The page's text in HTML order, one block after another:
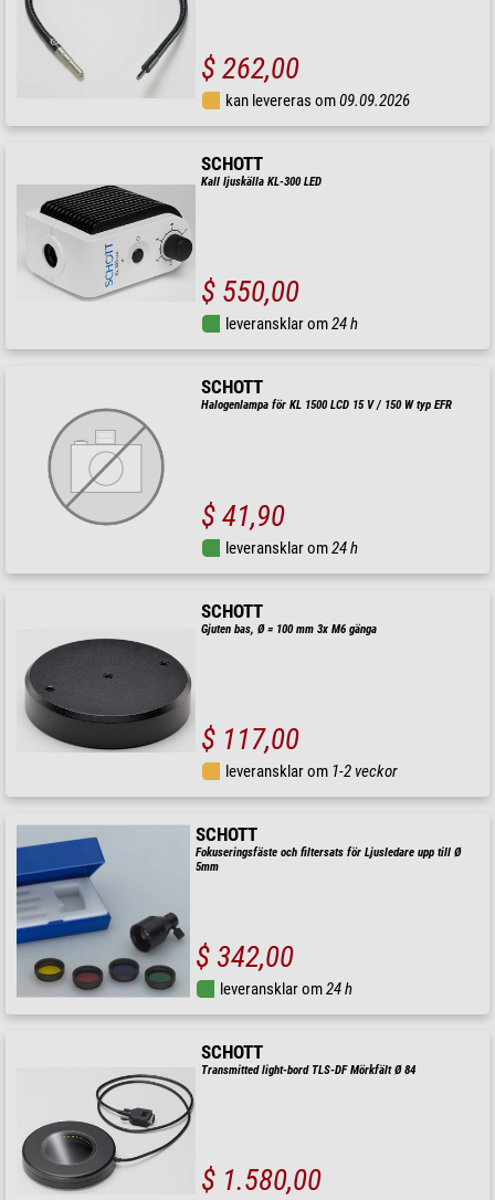
$ 262,00
kan levereras om09.09.2026
SCHOTT
Kall ljuskälla KL-300 LED
$ 550,00
leveransklar om24 h
SCHOTT
Halogenlampa för KL 1500 LCD 15 V / 150 W typ EFR
$ 41,90
leveransklar om24 h
SCHOTT
Gjuten bas, Ø = 100 mm 3x M6 gänga
$ 117,00
leveransklar om 1-2 veckor
SCHOTT
Fokuseringsfäste och filtersats för Ljusledare upp till Ø
5mm
$ 342,00
leveransklar om24 h
SCHOTT
Transmitted light-bord TLS-DF Mörkfält Ø 84
$ 1.580,00